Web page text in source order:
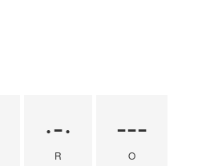
·-·
R
---
O